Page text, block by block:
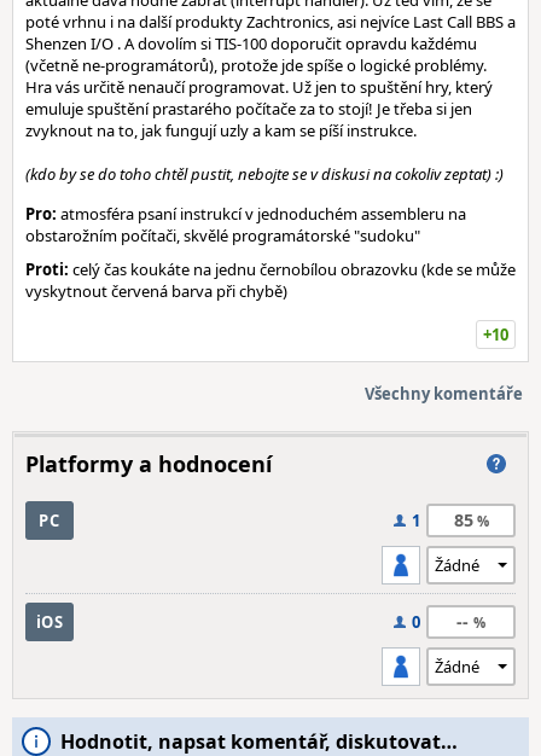
poté vrhnu i na další produkty Zachtronics, asi nejvíce Last Call BBS a
Shenzen I/O . A dovolím si TIS-100 doporučit opravdu každému
(včetně ne-programátorů), protože jde spíše o logické problémy.
Hra vás určitě nenaučí programovat. Už jen to spuštění hry, který
emuluje spuštění prastarého počítače za to stojí! Je třeba si jen
zvyknout na to, jak fungují uzly a kam se píší instrukce.
(kdo by se do toho chtěl pustit, nebojte se v diskusi na cokoliv zeptat) :)
Pro: atmosféra psaní instrukcí v jednoduchém assembleru na
obstarožním počítači, skvělé programátorské "sudoku"
Proti: celý čas koukáte na jednu černobílou obrazovku (kde se může
vyskytnout červená barva při chybě)
+10
Všechny komentáře
Platformy a hodnocení
PC 1 85
iOS 0 --
Hodnotit, napsat komentář, diskutovat…